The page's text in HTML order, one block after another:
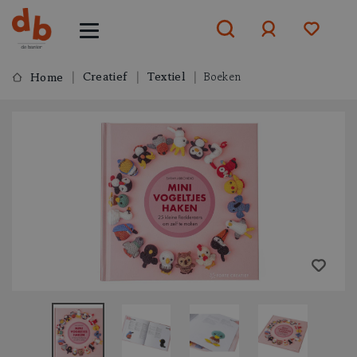
ofaanmelden
Home Creatief Textiel Boeken